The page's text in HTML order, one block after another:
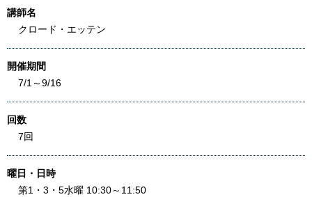
講師名
クロード・エッテン
開催期間
7/1～9/16
回数
7回
曜日・日時
第1・3・5水曜 10:30～11:50